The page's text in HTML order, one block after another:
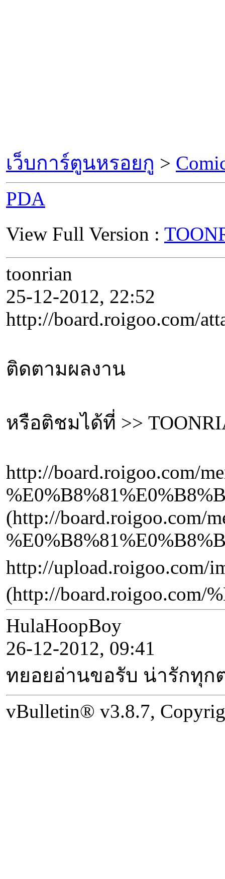
เว็บการ์ตูนหรอยกู >
PDA
View Full Version :
toonrian
25-12-2012, 22:52
http://board.roigoo.com/
ติดตามผลงาน
หรือติชมได้ที่ >>
http://board.roigoo.com/
(http://board.roigoo.com/
http://
(http://board.roigoo.com/
HulaHoopBoy
26-12-2012, 09:41
ทยอยอ่านขอรับ น่ารักทุก
vBulletin® v3.8.7,